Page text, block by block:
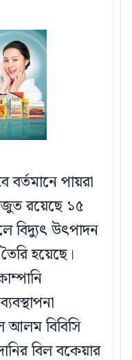
পায়রা
রয়েছে ১৫
বিদ্যুৎ উৎপাদন
হয়েছে।
বিবিসি
বিল বকেয়ার